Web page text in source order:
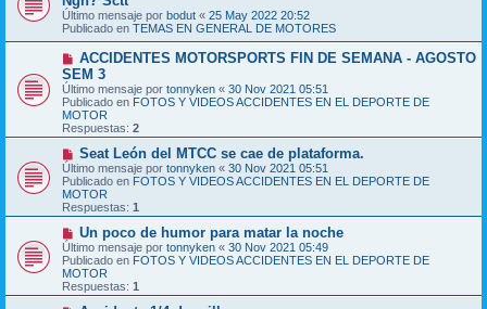
s
a
e
v
o
m
e
n
s
a
j
e
Último mensaje por bodut « 25 May 2022 20:52
Publicado en TEMAS EN GENERAL DE MOTORES
N
u
e
v
o
m
e
n
s
a
j
e
ACCIDENTES MOTORSPORTS FIN DE SEMANA - AGOSTO
SEM 3
Último mensaje por tonnyken « 30 Nov 2021 05:51
Publicado en FOTOS Y VIDEOS ACCIDENTES EN EL DEPORTE DE
MOTOR
Respuestas: 2
N
u
e
v
o
m
e
n
s
a
j
e
Seat León del MTCC se cae de plataforma.
Último mensaje por tonnyken « 30 Nov 2021 05:51
Publicado en FOTOS Y VIDEOS ACCIDENTES EN EL DEPORTE DE
MOTOR
Respuestas: 1
N
u
e
v
o
m
Un poco de humor para matar la noche
Último mensaje por tonnyken « 30 Nov 2021 05:49
Publicado en FOTOS Y VIDEOS ACCIDENTES EN EL DEPORTE DE
MOTOR
Respuestas: 1